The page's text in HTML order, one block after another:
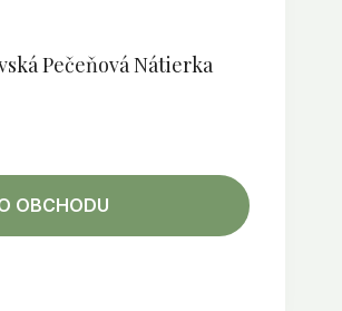
Pečeňová Nátierka
OBCHODU